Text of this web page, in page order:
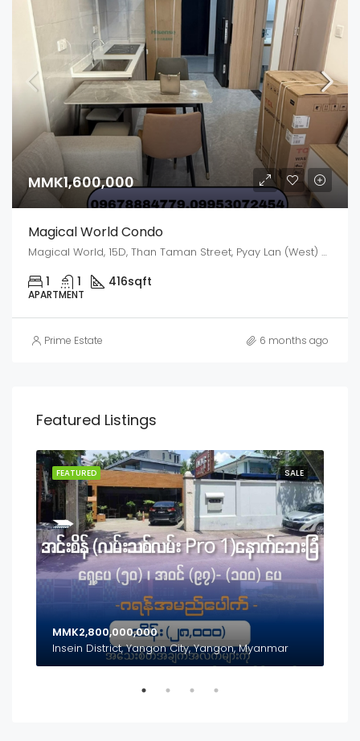
MMK1,600,000
Magical World Condo
Magical World, 15D, Than Taman Street, Pyay Lan (West) Ward, Dagon, Kyauktada District, Yangon, 11191, Myanmar
1 1 416sqft
APARTMENT
Prime Estate 6 months ago
Featured Listings
SALE
FEATURED
MMK2,800,000,000
Insein District, Yangon City, Yangon, Myanmar